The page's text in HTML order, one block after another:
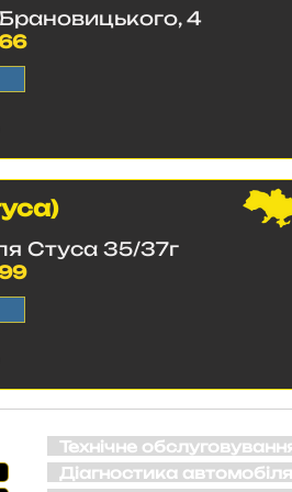
Брановицького, 4
Стуса 35/37г
Технічне
Діагностика автомобіля